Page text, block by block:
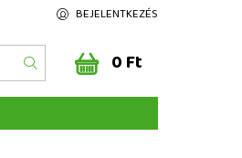
BEJELENTKEZÉS
0 Ft